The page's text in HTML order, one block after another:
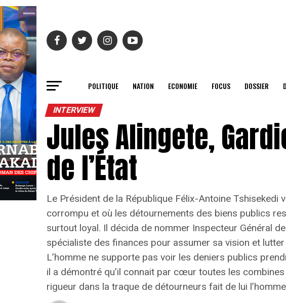
POLITIQUE NATION ECONOMIE FOCUS DOSSIER
INTERVIEW
Jules Alingete,
de l’État
Le Président de la République Félix-Antoine Tshisekedi
corrompu et où les détournements des biens publics
surtout loyal. Il décida de nommer Inspecteur Général
spécialiste des finances pour assumer sa vision et lutter
L’homme ne supporte pas voir les deniers publics
il a démontré qu’il connait par cœur toutes les
rigueur dans la traque de détourneurs fait de lui